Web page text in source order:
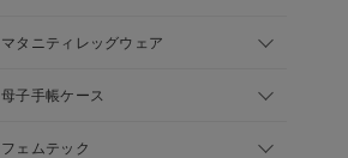
マタニティレッグウェア
母子手帳ケース
フェムテック